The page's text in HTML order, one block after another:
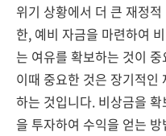
위기 상황에서 더 큰 재정
한, 예비 자금을 마련하여
는 여유를 확보하는 것이
이때 중요한 것은 장기적인
하는 것입니다. 비상금을
을 투자하여 수익을 얻는